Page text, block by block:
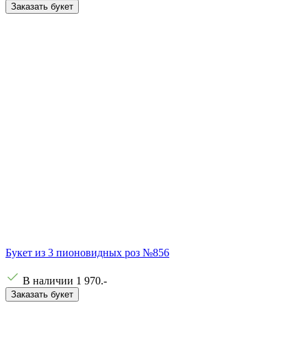
Заказать букет
Букет из 3 пионовидных роз №856
В наличии 1 970.-
Заказать букет